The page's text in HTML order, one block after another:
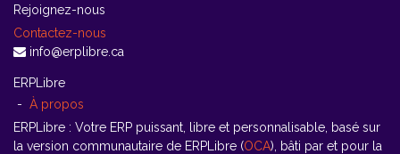
Rejoignez-nous
Contactez-nous
info@erplibre.ca
ERPLibre
- À propos
ERPLibre : Votre ERP puissant, libre et personnalisable, basé sur
la version communautaire de ERPLibre (OCA), bâti par et pour la